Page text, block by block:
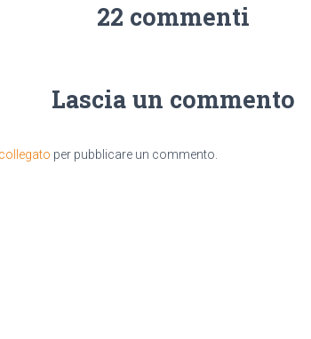
22 commenti
Lascia un commento
collegato per pubblicare un commento.